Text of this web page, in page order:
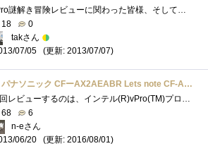
vPro謎解き冒険レビューに関わった皆様、そしてチームIのメンバーの皆様。このような機会を与えてくださったZigsow関係者各位、ならびにレビュー...
18
0
takさん
07/05
(更新: 2013/07/07)
パナソニック CFーAX2AEABR Lets note CF-AX2シリーズ
今回レビューするのは、インテル(R)vPro(TM)プロセッサー・ファミリーの謎を解き明かせ！の秘宝、パナソニックのウルトラブック「Let'snoteCF-AX2�...
68
6
n-eさん
06/20
(更新: 2016/08/01)